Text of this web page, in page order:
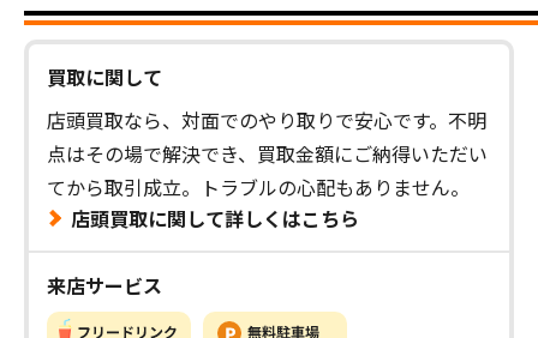
買取に関して
店頭買取なら、対面でのやり取りで安心です。不明
点はその場で解決でき、買取金額にご納得いただい
てから取引成立。トラブルの心配もありません。
店頭買取に関して詳しくはこちら
来店サービス